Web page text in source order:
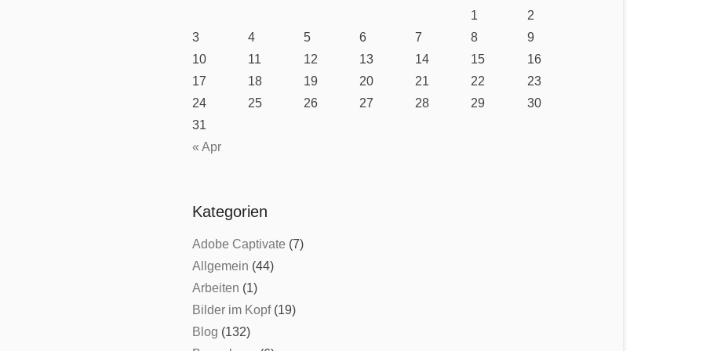
« Apr
1
2
3
4 5 6 7 8
9
10
11 12 13 14 15
16
17
18 19 20 21 22
23
24
25 26 27 28 29
30
31
Kategorien
Adobe Captivate (7)
Allgemein (44)
Arbeiten (1)
Bilder im Kopf(19)
Blog (132)